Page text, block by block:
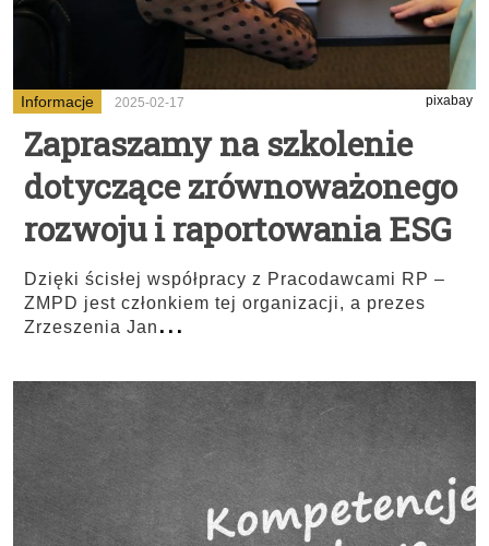
Informacje 2025-02-17 pixabay
Zapraszamy na szkolenie
dotyczące zrównoważonego
rozwoju i raportowania ESG
Dzięki ścisłej współpracy z Pracodawcami RP –
ZMPD jest członkiem tej organizacji, a prezes
Zrzeszenia Jan...